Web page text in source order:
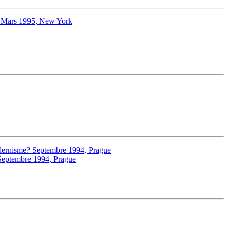
Mars 1995, New York
Septembre 1994, Prague
1994, Prague